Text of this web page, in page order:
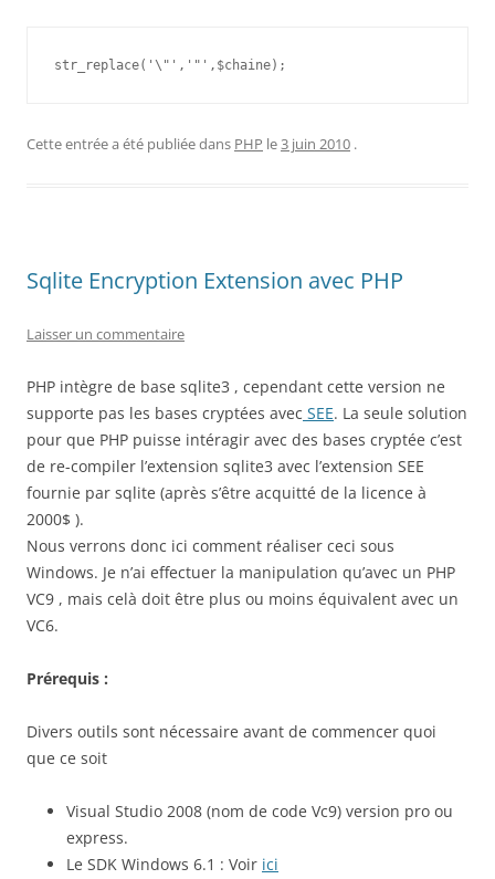
str_replace('\"','"',$chaine);
Cette entrée a été publiée dans PHP le3 juin 2010 .
Sqlite Encryption Extension avec PHP
Laisser un commentaire
PHP intègre de base sqlite3 , cependant cette version ne
supporte pas les bases cryptées avec SEE. La seule solution
pour que PHP puisse intéragir avec des bases cryptée c’est
de re-compiler l’extension sqlite3 avec l’extension SEE
fournie par sqlite (après s’être acquitté de la licence à
2000$ ).
Nous verrons donc ici comment réaliser ceci sous
Windows. Je n’ai effectuer la manipulation qu’avec un PHP
VC9 , mais celà doit être plus ou moins équivalent avec un
VC6.
Prérequis :
Divers outils sont nécessaire avant de commencer quoi
que ce soit
Visual Studio 2008 (nom de code Vc9) version pro ou
express.
Le SDK Windows 6.1 : Voir ici